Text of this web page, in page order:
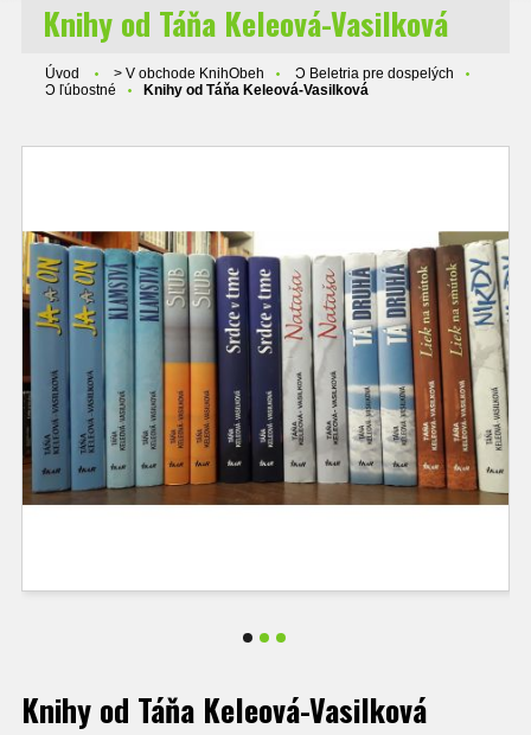
Knihy od Táňa Keleová-Vasilková
Úvod > V obchode KnihObeh
Ɔ Beletria pre dospelých
Ɔ ľúbostné
Knihy od Táňa Keleová-Vasilková
Knihy od Táňa Keleová-Vasilková